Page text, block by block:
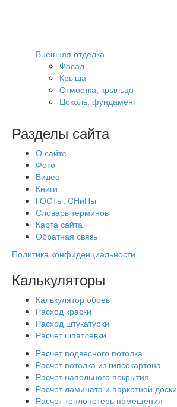
Внешняя отделка
Фасад
Крыша
Отмостка, крыльцо
Цоколь, фундамент
Разделы сайта
О сайте
Фото
Видео
Книги
ГОСТы, СНиПы
Словарь терминов
Карта сайта
Обратная связь
Политика конфиденциальности
Калькуляторы
Калькулятор обоев
Расход краски
Расход штукатурки
Расчет шпатлевки
Расчет подвесного потолка
Расчет потолка из гипсокартона
Расчет напольного покрытия
Расчет ламината и паркетной доски
Расчет теплопотерь помещения